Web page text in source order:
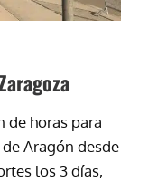
de horas para
Aragón desde
los 3 días,